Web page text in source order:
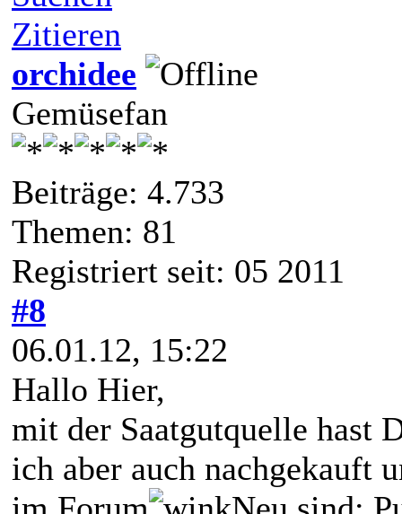
Zitieren
orchidee
Gemüsefan
Beiträge: 4.733
Themen: 81
Registriert seit: 05 2011
#8
06.01.12, 15:22
Hallo Hier,
mit der Saatgutquelle hast
ich aber auch nachgekauft